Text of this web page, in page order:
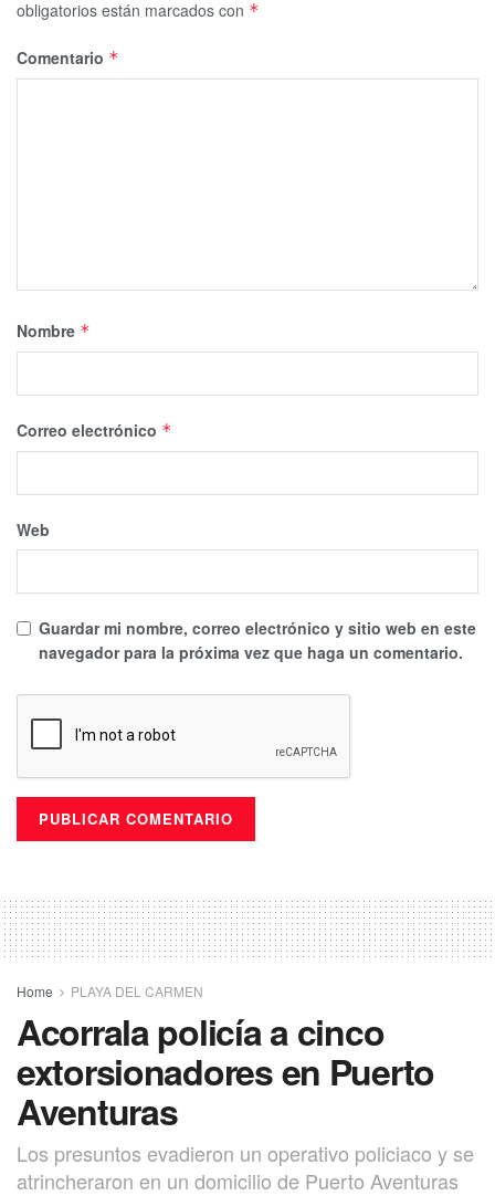
obligatorios están marcados con *
Comentario *
Nombre *
Correo electrónico *
Web
Guardar mi nombre, correo electrónico y sitio web en este
navegador para la próxima vez que haga un comentario.
Home PLAYA DEL CARMEN
Acorrala policía a cinco
extorsionadores en Puerto
Aventuras
Los presuntos evadieron un operativo policiaco y se
atrincheraron en un domicilio de Puerto Aventuras